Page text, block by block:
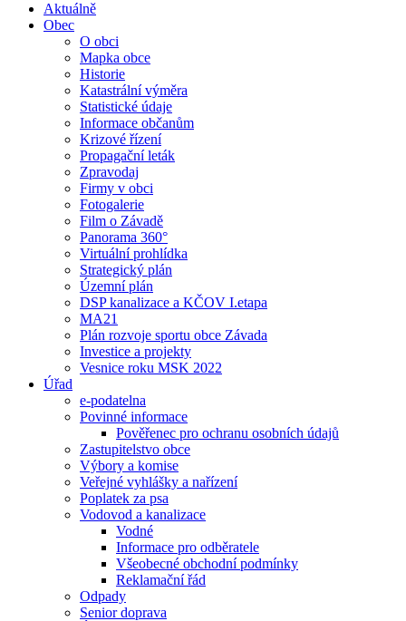
Aktuálně
Obec
O obci
Mapka obce
Historie
Katastrální výměra
Statistické údaje
Informace občanům
Krizové řízení
Propagační leták
Zpravodaj
Firmy v obci
Fotogalerie
Film o Závadě
Panorama 360°
Virtuální prohlídka
Strategický plán
Územní plán
DSP kanalizace a KČOV I.etapa
MA21
Plán rozvoje sportu obce Závada
Investice a projekty
Vesnice roku MSK 2022
Úřad
e-podatelna
Povinné informace
Pověřenec pro ochranu osobních údajů
Zastupitelstvo obce
Výbory a komise
Veřejné vyhlášky a nařízení
Poplatek za psa
Vodovod a kanalizace
Vodné
Informace pro odběratele
Všeobecné obchodní podmínky
Reklamační řád
Odpady
Senior doprava